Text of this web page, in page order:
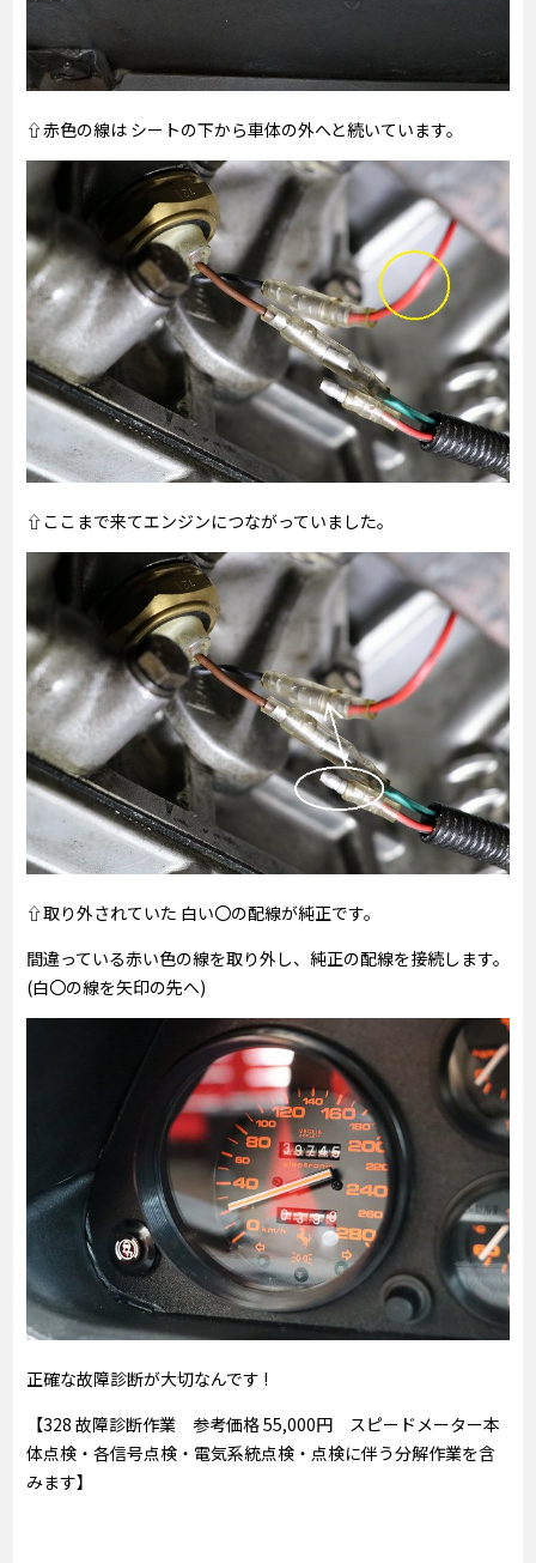
⇧赤色の線は シートの下から車体の外へと続いています。
⇧ここまで来てエンジンにつながっていました。
⇧取り外されていた 白い〇の配線が純正です。
間違っている赤い色の線を取り外し、純正の配線を接続します。
(白〇の線を矢印の先へ)
正確な故障診断が大切なんです !
【328 故障診断作業 参考価格 55,000円 スピードメーター本
体点検・各信号点検・電気系統点検・点検に伴う分解作業を含
みます】